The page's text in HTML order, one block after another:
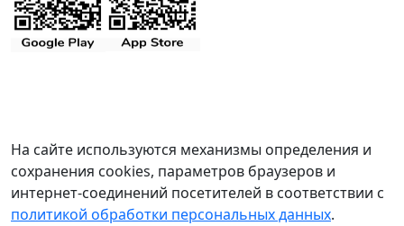
На сайте используются механизмы определения и
сохранения cookies, параметров браузеров и
интернет-соединений посетителей в соответствии с
политикой обработки персональных данных.